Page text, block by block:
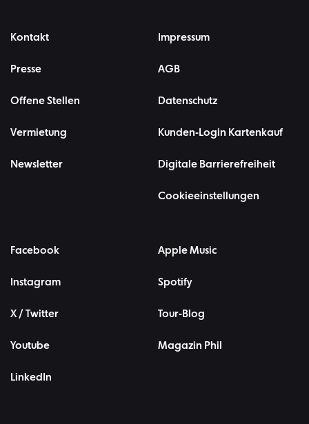
Kontakt
Presse
Offene Stellen
Vermietung
Newsletter
Impressum
AGB
Datenschutz
Kunden-Login Kartenkauf
Digitale Barrierefreiheit
Cookieeinstellungen
Facebook
Instagram
X / Twitter
Youtube
LinkedIn
Apple Music
Spotify
Tour-Blog
Magazin Phil